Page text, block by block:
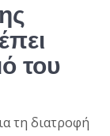
του
τη διατροφή